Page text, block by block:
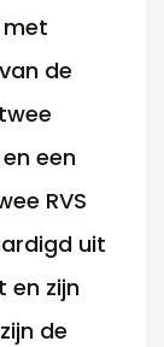
met
de
een
RVS
uit
en zijn
de